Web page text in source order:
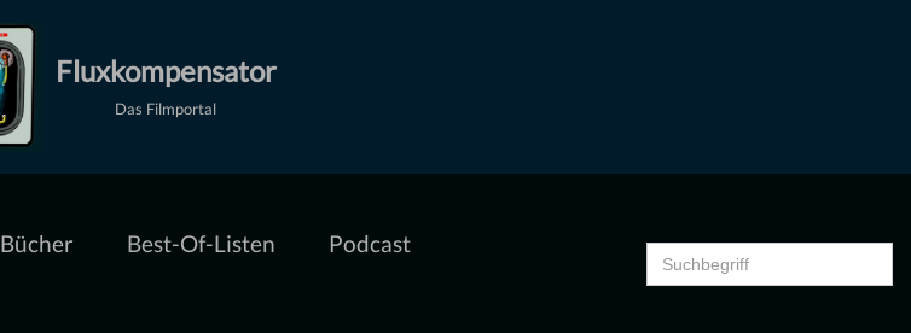
Fluxkompensator
Das Filmportal
Bücher Best-Of-Listen
Podcast
Search
for: